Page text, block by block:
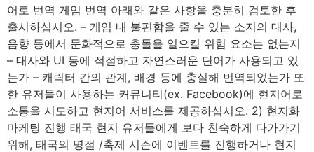
어로 번역 게임 번역 아래와 같은 사항을 충분히 검토한 후
출시하십시오. – 게임 내 불편함을 줄 수 있는 소지의 대사,
음향 등에서 문화적으로 충돌을 일으킬 위험 요소는 없는지
– 대사와 UI 등에 적절하고 자연스러운 단어가 사용되고 있
는가 – 캐릭터 간의 관계, 배경 등에 충실해 번역되었는가 또
한 유저들이 사용하는 커뮤니티(ex. Facebook)에 현지어로
소통을 시도하고 현지어 서비스를 제공하십시오. 2) 현지화
마케팅 진행 태국 현지 유저들에게 보다 친숙하게 다가가기
위해, 태국의 명절 /축제 시즌에 이벤트를 진행하거나 현지